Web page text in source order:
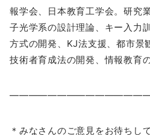
報学会、日本教育工学会。研究
子光学系の設計理論、キー入力
方式の開発、KJ法支援、都市景
技術者育成法の開発、情報教育
＊みなさんのご意見をお待ちし